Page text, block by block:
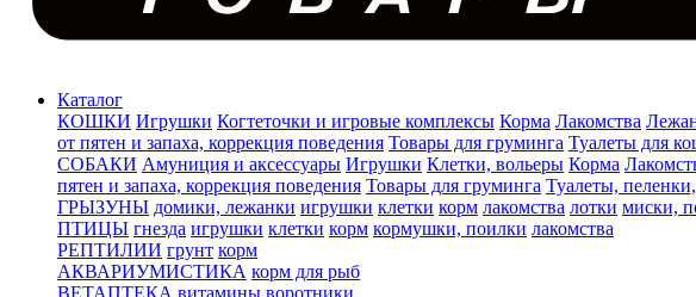
Каталог
КОШКИ Игрушки Когтеточки и игровые комплексы Корма Лакомства
от пятен и запаха, коррекция поведения Товары для груминга Туалеты для
СОБАКИ Амуниция и аксессуары Игрушки Клетки, вольеры Корма
пятен и запаха, коррекция поведения Товары для груминга Туалеты,
ГРЫЗУНЫ домики, лежанки игрушки клетки корм лакомства лотки миски,
ПТИЦЫ гнезда игрушки клетки корм кормушки, поилки лакомства
РЕПТИЛИИ грунт корм
АКВАРИУМИСТИКА корм для рыб
ВЕТАПТЕКА витамины воротники